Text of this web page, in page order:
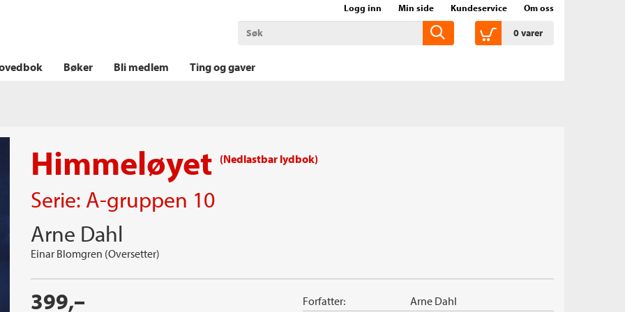
Logg inn Min side Kundeservice Om oss
0varer
Bøker Bli medlem Ting og gaver
Himmeløyet (Nedlastbar lydbok)
Serie: A-gruppen 10
Arne Dahl
Einar Blomgren (Oversetter)
399,– Forfatter: Arne Dahl